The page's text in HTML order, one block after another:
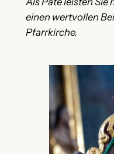
einen wertvollen
Pfarrkirche.